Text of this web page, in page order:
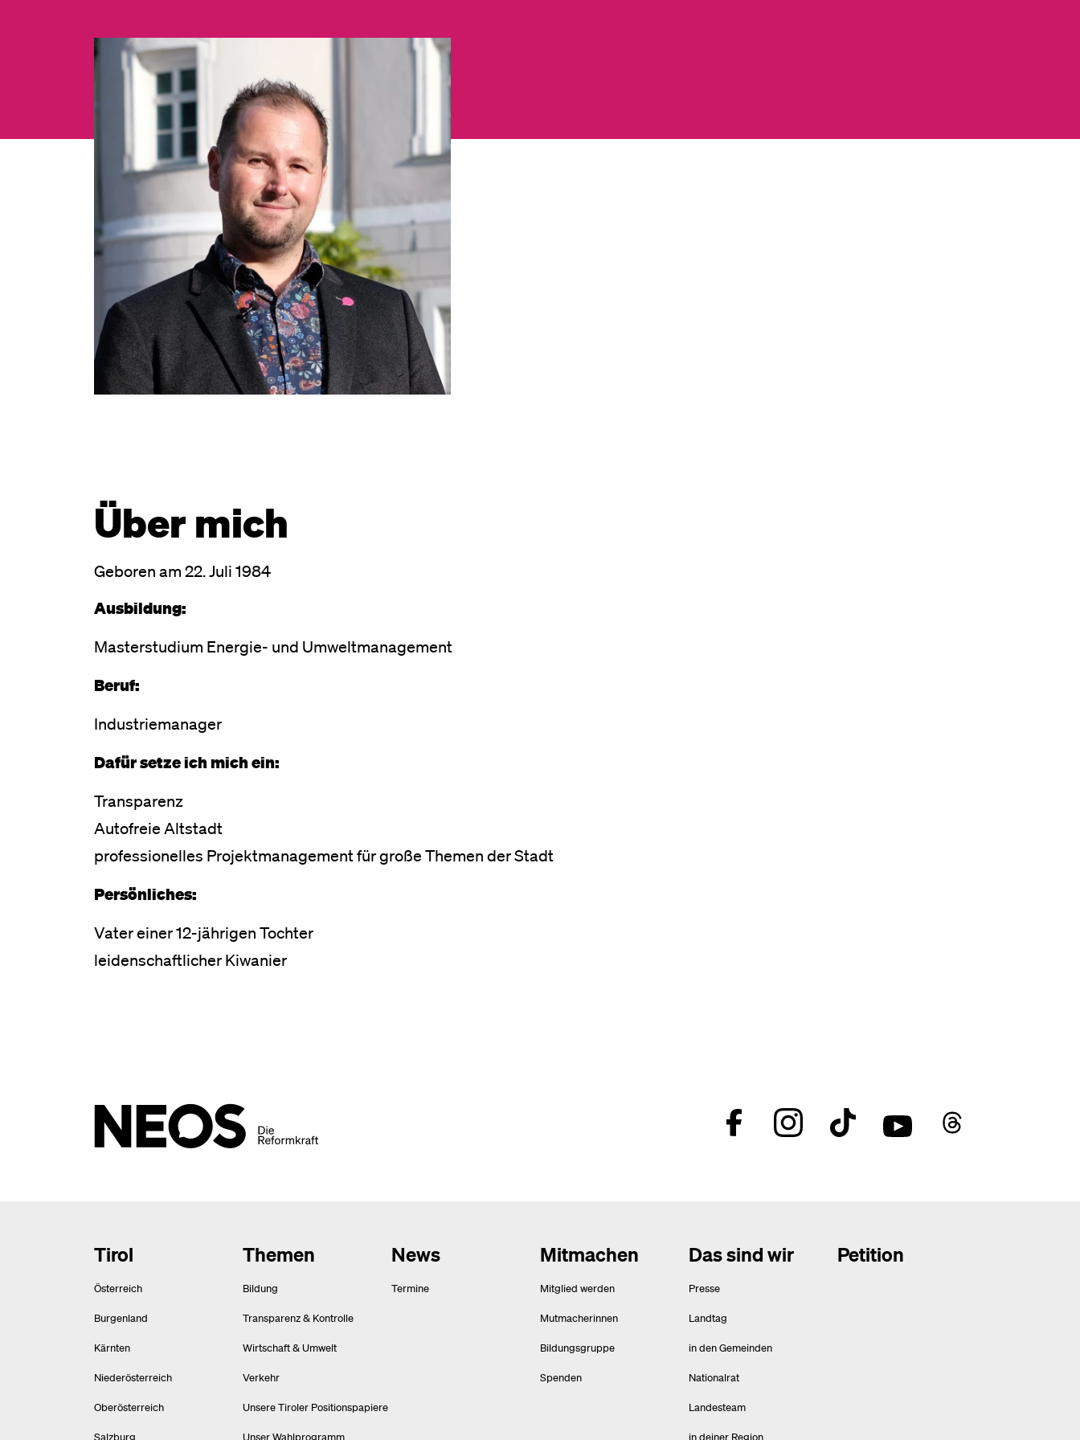
Über mich
Geboren am 22. Juli 1984
Ausbildung:
Masterstudium Energie- und Umweltmanagement
Beruf:
Industriemanager
Dafür setze ich mich ein:
Transparenz
Autofreie Altstadt
professionelles Projektmanagement für große Themen der Stadt
Persönliches:
Vater einer 12-jährigen Tochter
leidenschaftlicher Kiwanier
Tirol
Österreich
Burgenland
Kärnten
Niederösterreich
Oberösterreich
Salzburg
Themen
Bildung
Transparenz & Kontrolle
Wirtschaft & Umwelt
Verkehr
Unsere Tiroler Positionspapiere
Unser Wahlprogramm
News
Termine
Mitmachen
Mitglied werden
Mutmacherinnen
Bildungsgruppe
Spenden
Das sind wir
Presse
Landtag
in den Gemeinden
Nationalrat
Landesteam
in deiner Region
Petition